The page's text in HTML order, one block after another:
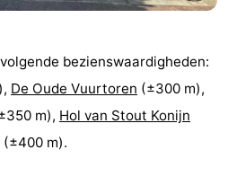
bezienswaardigheden:
De Oude Vuurtoren (±300 m),
m), Hol van Stout Konijn
(±400 m).